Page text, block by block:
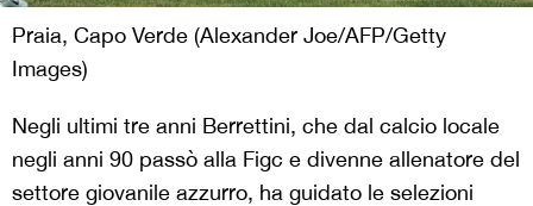
Praia, Capo Verde (Alexander Joe/AFP/Getty
Images)
Negli ultimi tre anni Berrettini, che dal calcio locale
negli anni 90 passò alla Figc e divenne allenatore del
settore giovanile azzurro, ha guidato le selezioni